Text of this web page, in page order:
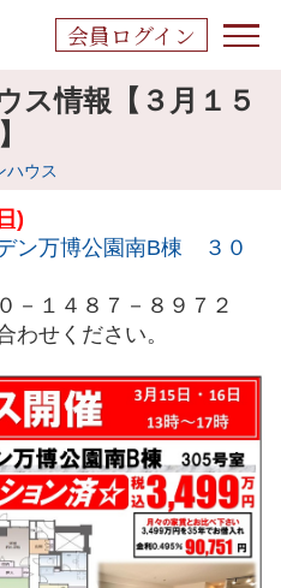
会員ログイン
ス情報【３月１５
ハウス
)
ン万博公園南B棟 ３０
－１４８７－８９７２
わせください。